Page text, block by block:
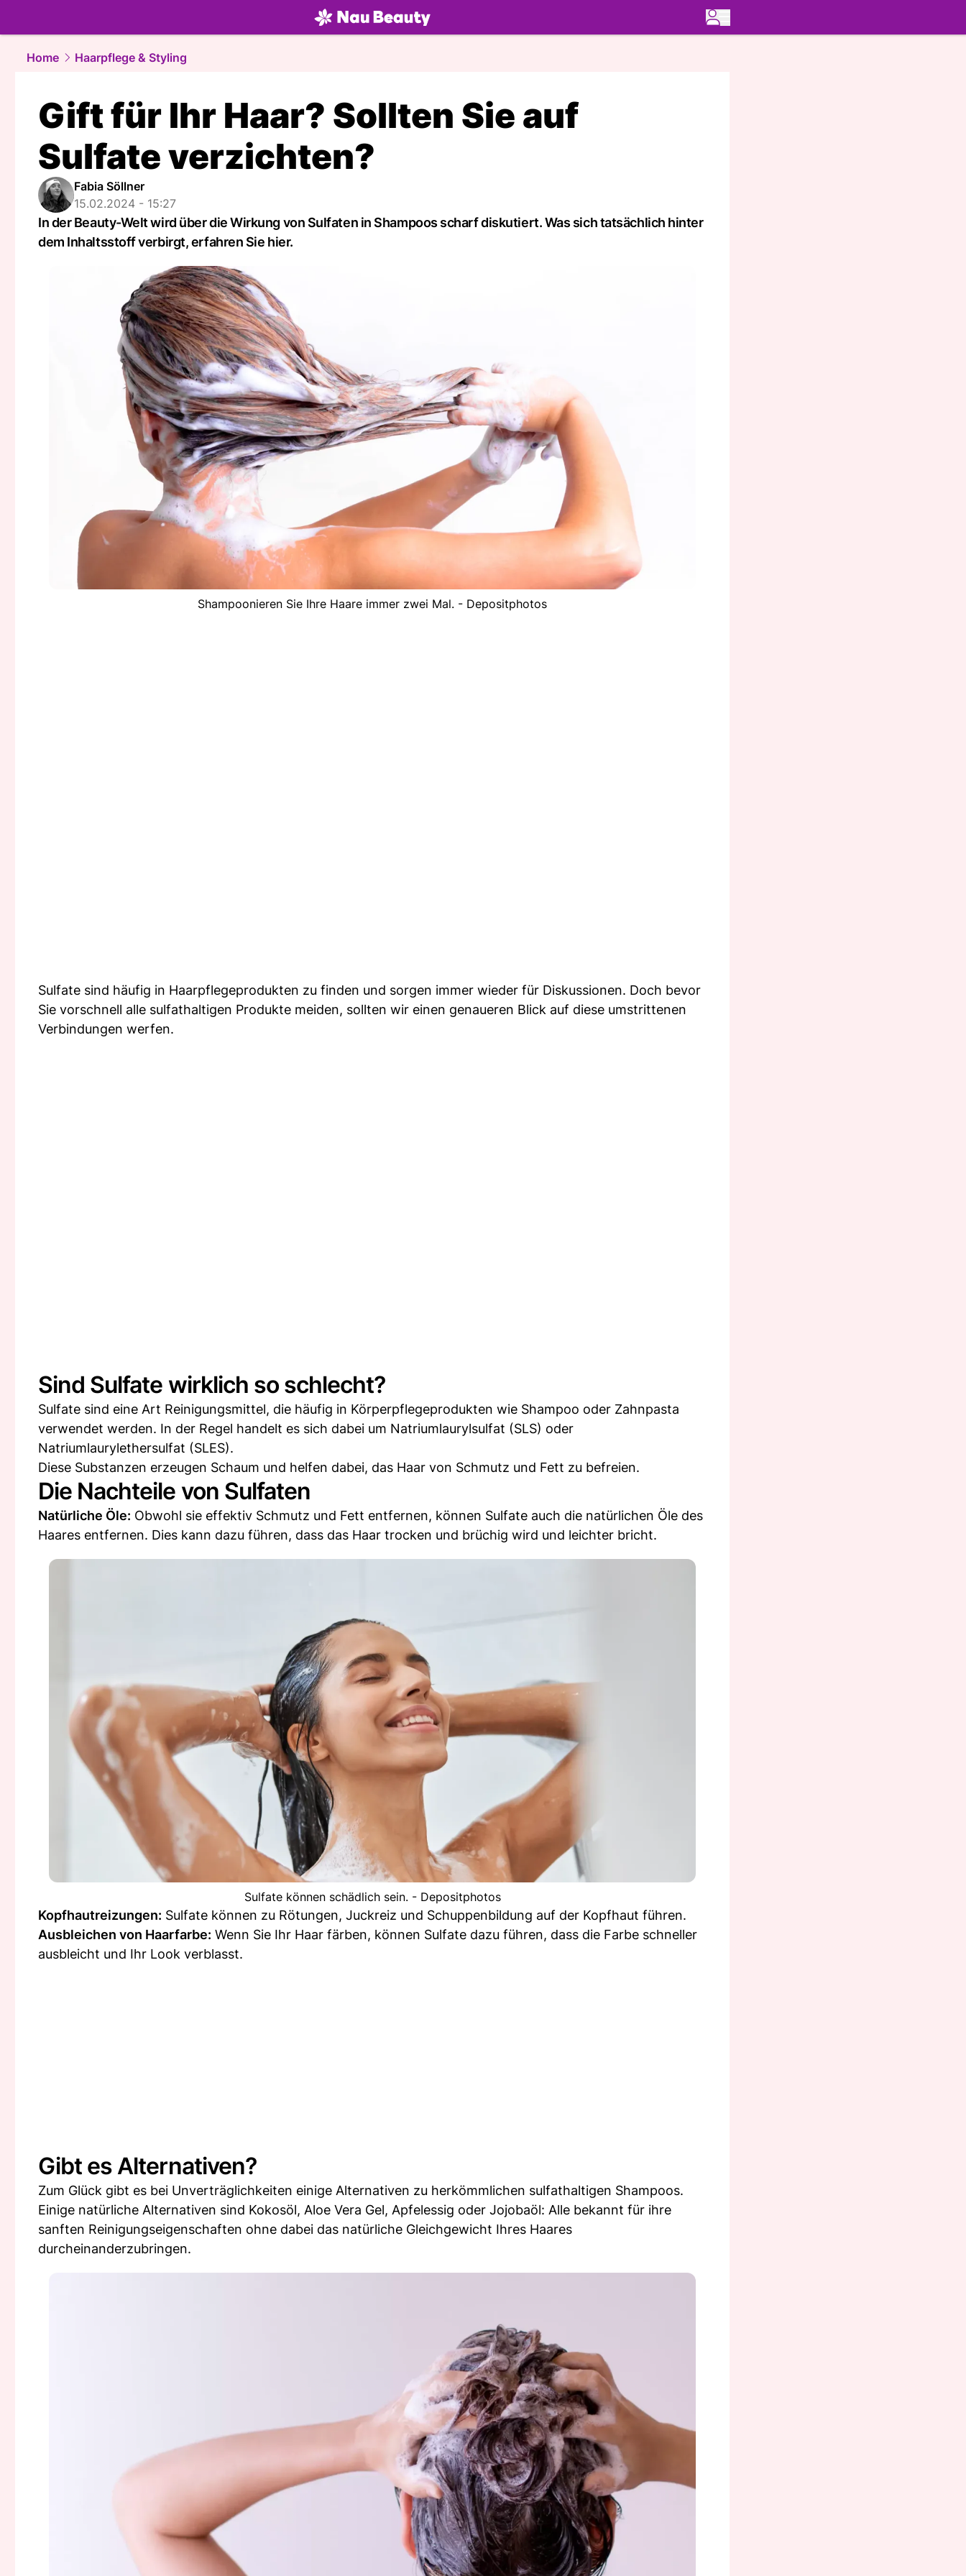
beauty.NAU.ch
Home
Haarpflege & Styling
Gift für Ihr Haar? Sollten Sie auf
Sulfate verzichten?
Fabia Söllner
15.02.2024 - 15:27
In der Beauty-Welt wird über die Wirkung von Sulfaten in Shampoos scharf diskutiert. Was sich tatsächlich hinter
dem Inhaltsstoff verbirgt, erfahren Sie hier.
Shampoonieren Sie Ihre Haare immer zwei Mal. - Depositphotos
Sulfate sind häufig in Haarpflegeprodukten zu finden und sorgen immer wieder für Diskussionen. Doch bevor
Sie vorschnell alle sulfathaltigen Produkte meiden, sollten wir einen genaueren Blick auf diese umstrittenen
Verbindungen werfen.
Sind Sulfate wirklich so schlecht?
Sulfate sind eine Art Reinigungsmittel, die häufig in Körperpflegeprodukten wie Shampoo oder Zahnpasta
verwendet werden. In der Regel handelt es sich dabei um Natriumlaurylsulfat (SLS) oder
Natriumlaurylethersulfat (SLES).
Diese Substanzen erzeugen Schaum und helfen dabei, das Haar von Schmutz und Fett zu befreien.
Die Nachteile von Sulfaten
Natürliche Öle: Obwohl sie effektiv Schmutz und Fett entfernen, können Sulfate auch die natürlichen Öle des
Haares entfernen. Dies kann dazu führen, dass das Haar trocken und brüchig wird und leichter bricht.
Sulfate können schädlich sein. - Depositphotos
Kopfhautreizungen: Sulfate können zu Rötungen, Juckreiz und Schuppenbildung auf der Kopfhaut führen.
Ausbleichen von Haarfarbe: Wenn Sie Ihr Haar färben, können Sulfate dazu führen, dass die Farbe schneller
ausbleicht und Ihr Look verblasst.
Gibt es Alternativen?
Zum Glück gibt es bei Unverträglichkeiten einige Alternativen zu herkömmlichen sulfathaltigen Shampoos.
Einige natürliche Alternativen sind Kokosöl, Aloe Vera Gel, Apfelessig oder Jojobaöl: Alle bekannt für ihre
sanften Reinigungseigenschaften ohne dabei das natürliche Gleichgewicht Ihres Haares
durcheinanderzubringen.